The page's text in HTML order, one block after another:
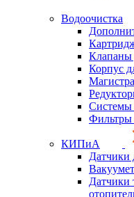
Водоочистка
Клапаны
Корпус
Системы
Фильтры
КИПиА
Датчики
Датчики